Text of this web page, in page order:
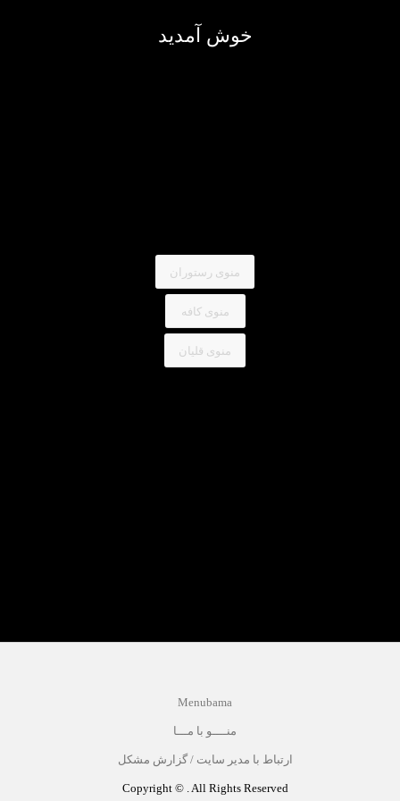
خوش آمدید
منوی رستوران
منوی کافه
منوی قلیان
Menubama
منــــو با مـــا
ارتباط با مدیر سایت / گزارش مشکل
Copyright © . All Rights Reserved